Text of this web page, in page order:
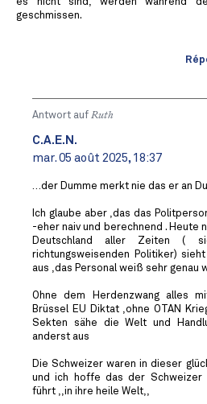
geschmissen.
Antwort auf Ruth
C.A.E.N.
mar. 05 août 2025, 18:37
…der Dumme merkt nie das er an
Ich glaube aber ,das das
-eher naiv und berechnend . Heute
Deutschland aller Zeiten (
richtungsweisenden Politiker)
aus ,das Personal weiß sehr genau
Ohne dem Herdenzwang alles
Brüssel EU Diktat ,ohne OTAN
Sekten sähe die Welt und
anderst aus
Die Schweizer waren in dieser
und ich hoffe das der Schweizer
führt ,,in ihre heile Welt,,